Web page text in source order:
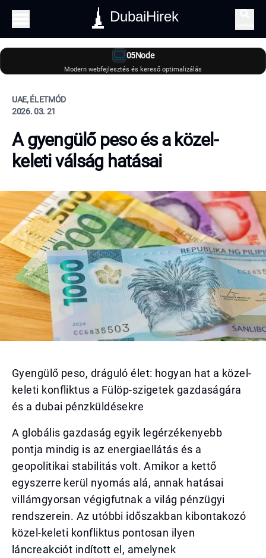
DubaiHirek
05Node
Modern webfejlesztés és kereső optimalizálás
UAE, ÉLETMÓD
2026. 03. 21
A gyengülő peso és a közel-
keleti válság hatásai
Gyengülő peso, dráguló élet: hogyan hat a közel-
keleti konfliktus a Fülöp-szigetek gazdaságára
és a dubai pénzküldésekre
A globális gazdaság egyik legérzékenyebb
pontja mindig is az energiaellátás és a
geopolitikai stabilitás volt. Amikor a kettő
egyszerre kerül nyomás alá, annak hatásai
villámgyorsan végigfutnak a világ pénzügyi
rendszerein. Az utóbbi időszakban kibontakozó
közel-keleti konfliktus pontosan ilyen
láncreakciót indított el, amelynek